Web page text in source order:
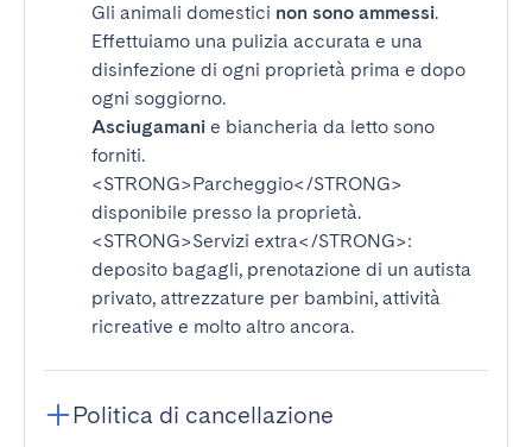
Gli animali domestici non sono ammessi.
Effettuiamo una pulizia accurata e una
disinfezione di ogni proprietà prima e dopo
ogni soggiorno.
Asciugamani e biancheria da letto sono
forniti.
<STRONG>Parcheggio</STRONG>
disponibile presso la proprietà.
<STRONG>Servizi extra</STRONG>:
deposito bagagli, prenotazione di un autista
privato, attrezzature per bambini, attività
ricreative e molto altro ancora.
Politica di cancellazione